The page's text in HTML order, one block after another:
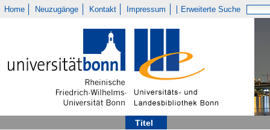
Home Neuzugänge Kontakt Impressum Erweiterte Suche
Titel